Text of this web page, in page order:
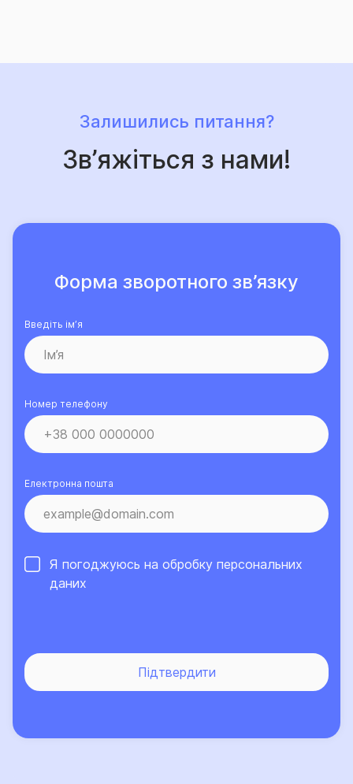
Залишились питання?
Зв’яжіться з нами!
Форма зворотного зв’язку
Введіть ім’я
Номер телефону
Електронна пошта
Я погоджуюсь на обробку персональних
даних
Підтвердити